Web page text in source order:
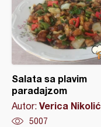
Salata sa plavim
paradajzom
Autor: Verica Nikolić
5007